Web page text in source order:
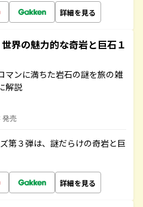
詳細を見る
界の魅力的な奇岩と巨石１
マンに満ちた岩石の謎を旅の雑
解説
発売
第３弾は、謎だらけの奇岩と巨
詳細を見る